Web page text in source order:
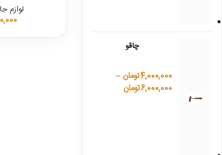
چاقو
4,000,000تومان–
6,000,000تومان
لوازم